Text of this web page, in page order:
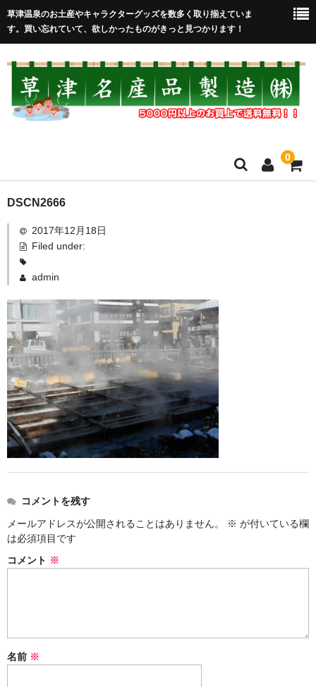
草津温泉のお土産やキャラクターグッズを数多く取り揃えていま
す。買い忘れていて、欲しかったものがきっと見つかります！
0
HOME
在庫処分セール
全取扱商品
お勧め商品
新商品
MONDE SELECTION
ご当地シリーズ
草津産熊笹
キャラクター
ゆもみちゃん
スイーツ
DSCN2666
2017年12月18日
Filed under:
admin
コメントを残す
メールアドレスが公開されることはありません。
※ が付いている欄
は必須項目です
コメント ※
名前 ※